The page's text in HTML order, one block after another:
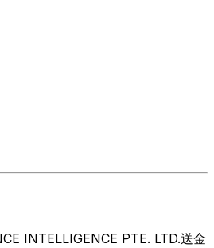
INTELLIGENCE PTE. LTD.送金